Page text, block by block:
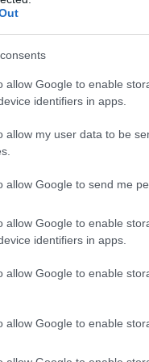
allow Google to enable
identifiers in apps.
allow my user data to be
allow Google to send me
allow Google to enable
identifiers in apps.
allow Google to enable
allow Google to enable
sommige delen van
de Democratische
in de Bitcoin-
een opvallende speler
introduceerde,
een stroom van
Fonds (IMF).
aanpak heeft ook
sterk in te zetten op